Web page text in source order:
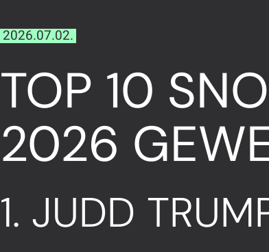
2026.07.02.
TOP 10
2026
1. JUDD